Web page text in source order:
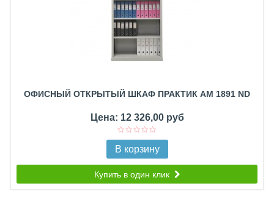
ОФИСНЫЙ ОТКРЫТЫЙ ШКАФ ПРАКТИК AM 1891 ND
Цена: 12 326,00 руб
В корзину
Купить в один клик